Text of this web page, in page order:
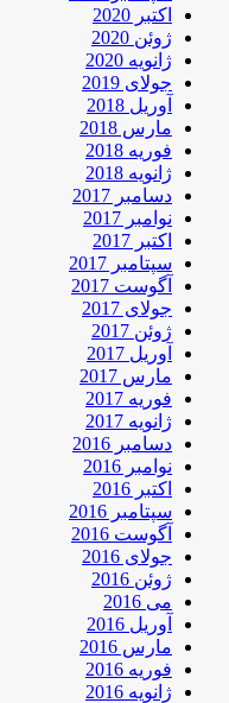
اکتبر 2020
ژوئن 2020
ژانویه 2020
جولای 2019
آوریل 2018
مارس 2018
فوریه 2018
ژانویه 2018
دسامبر 2017
نوامبر 2017
اکتبر 2017
سپتامبر 2017
آگوست 2017
جولای 2017
ژوئن 2017
آوریل 2017
مارس 2017
فوریه 2017
ژانویه 2017
دسامبر 2016
نوامبر 2016
اکتبر 2016
سپتامبر 2016
آگوست 2016
جولای 2016
ژوئن 2016
می 2016
آوریل 2016
مارس 2016
فوریه 2016
ژانویه 2016